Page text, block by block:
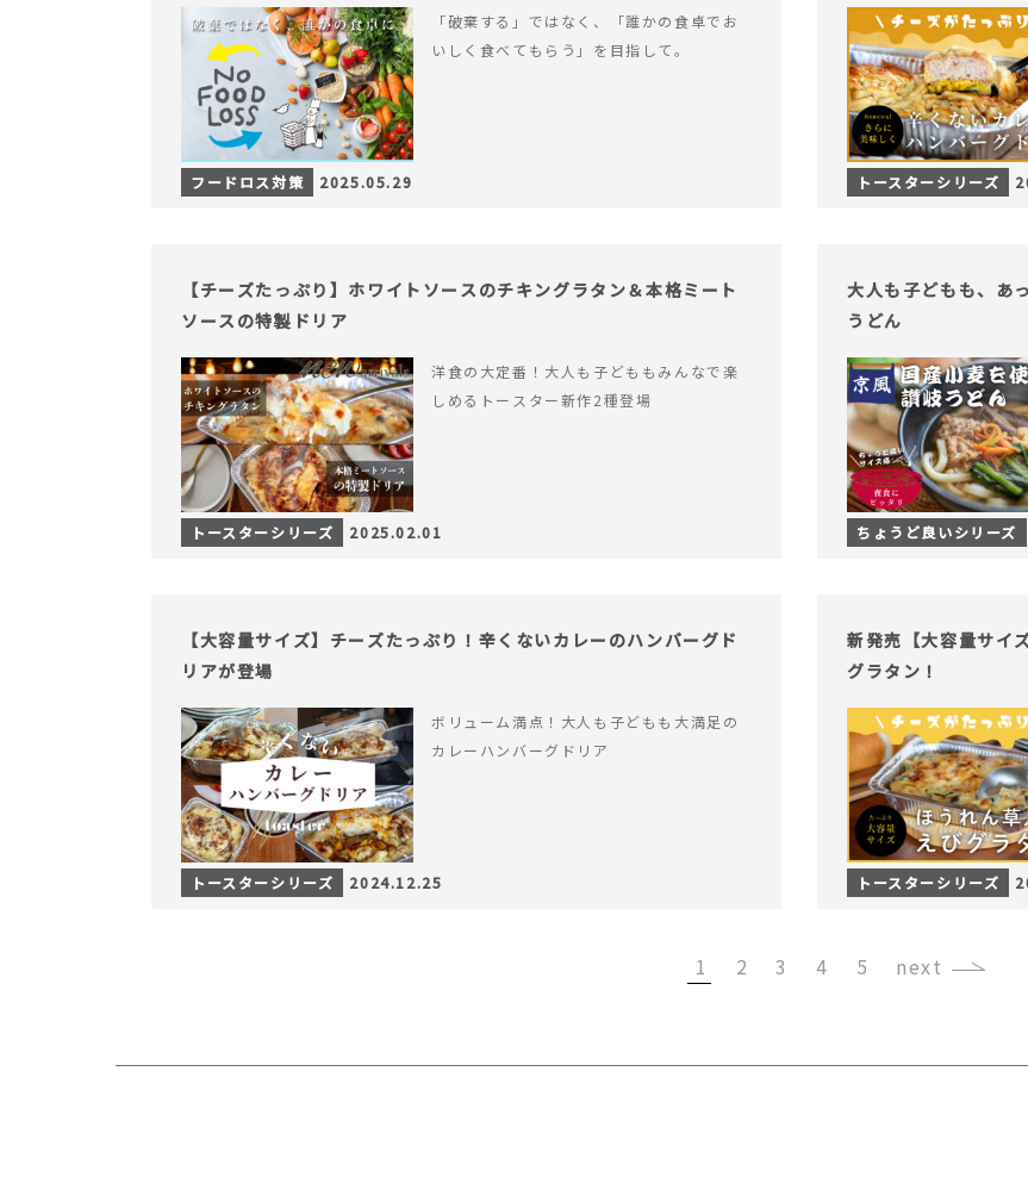
「破棄する」ではなく、「誰かの食卓でお
いしく食べてもらう」を目指して。
フードロス対策 2025.05.29 トースターシリーズ
【チーズたっぷり】ホワイトソースのチキングラタン＆本格ミート
ソースの特製ドリア
洋食の大定番！大人も子どももみんなで楽
しめるトースター新作2種登場
トースターシリーズ 2025.02.01
大人も子どもも、あ
うどん
ちょうど良いシリーズ
【大容量サイズ】チーズたっぷり！辛くないカレーのハンバーグド
リアが登場
ボリューム満点！大人も子どもも大満足の
カレーハンバーグドリア
トースターシリーズ 2024.12.25
新発売【大容量サイ
グラタン！
トースターシリーズ
1 2 3 4 5 ›